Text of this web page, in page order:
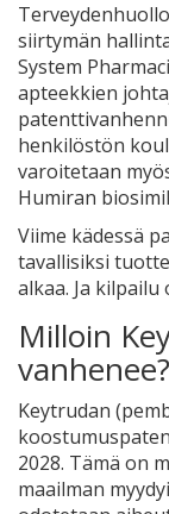
siirtymän
System
apteekkien
henkilöstön
varoitetaan
Humiran
Viime kädessä
tavallisiksi
alkaa. Ja
Milloin
vanhenee?
Keytrudan
2028. Tämä on
maailman